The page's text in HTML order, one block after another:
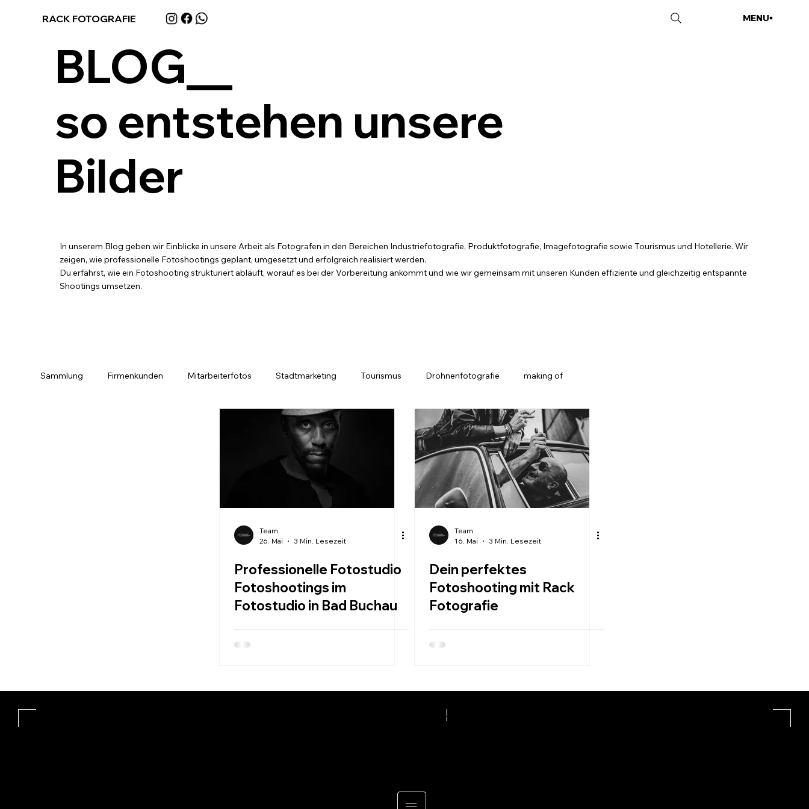
SERVICES WORK ABOUT CONTACT
RACK FOTOGRAFIE MENU
BLOG__
so entstehen unsere
Bilder
In unserem Blog geben wir Einblicke in unsere Arbeit als Fotografen in den Bereichen Industriefotografie, Produktfotografie, Imagefotografie sowie Tourismus und Hotellerie. Wir
zeigen, wie professionelle Fotoshootings geplant, umgesetzt und erfolgreich realisiert werden.
Du erfährst, wie ein Fotoshooting strukturiert abläuft, worauf es bei der Vorbereitung ankommt und wie wir gemeinsam mit unseren Kunden effiziente und gleichzeitig entspannte
Shootings umsetzen.
Sammlung Firmenkunden Mitarbeiterfotos Stadtmarketing Tourismus Drohnenfotografie making of
Team
26. Mai
3 Min. Lesezeit
Professionelle Fotostudio
Fotoshootings im
Fotostudio in Bad Buchau
Team
16. Mai
3 Min. Lesezeit
Dein perfektes
Fotoshooting mit Rack
Fotografie
- - - - - - - - - - | - - - - - - - - - - | - - - - - - - - - - | - - - - - - - - - - | - - - - - - - - - - | - - - - - - - - - - | - - - - - - - - - - | - - - - - - - - - - | - - - - - -